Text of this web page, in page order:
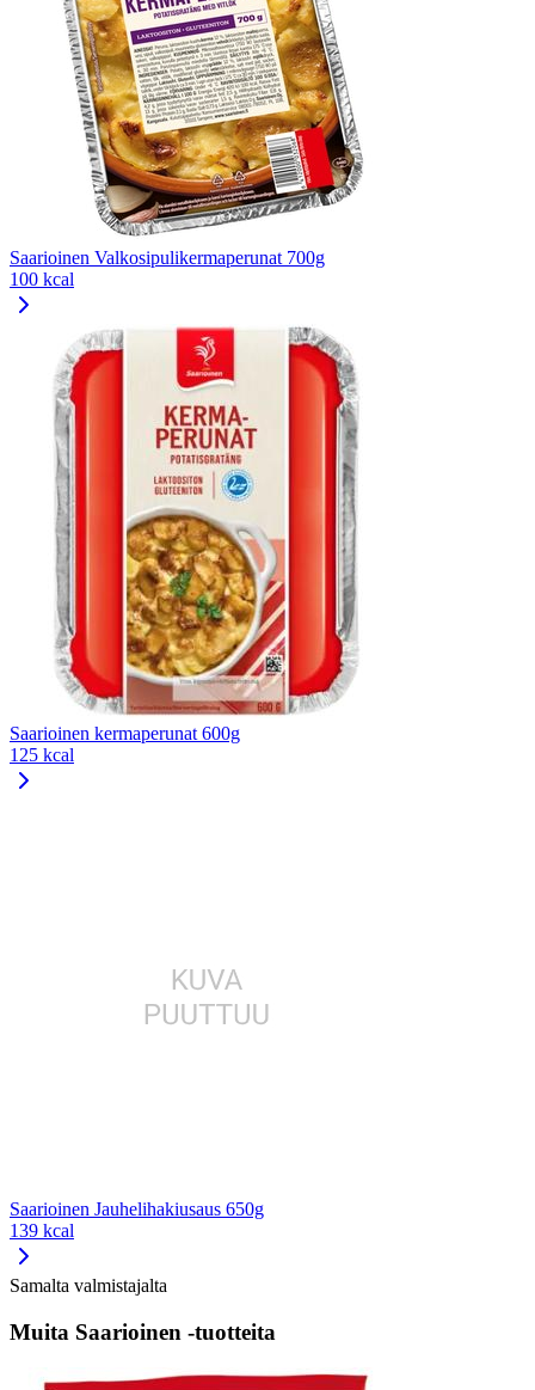
Saarioinen Valkosipulikermaperunat 700g
100 kcal
Saarioinen kermaperunat 600g
125 kcal
Saarioinen Jauhelihakiusaus 650g
139 kcal
Samalta valmistajalta
Muita Saarioinen -tuotteita